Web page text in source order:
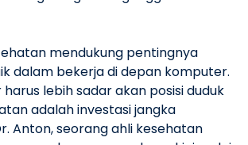
mendukung pentingnya
dalam bekerja di depan komputer.
lebih sadar akan posisi duduk
adalah investasi jangka
Anton, seorang ahli kesehatan